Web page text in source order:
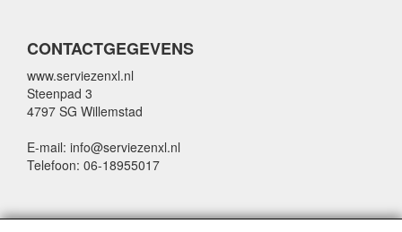
CONTACTGEGEVENS
www.serviezenxl.nl
Steenpad 3
4797 SG Willemstad
E-mail: info@serviezenxl.nl
Telefoon: 06-18955017